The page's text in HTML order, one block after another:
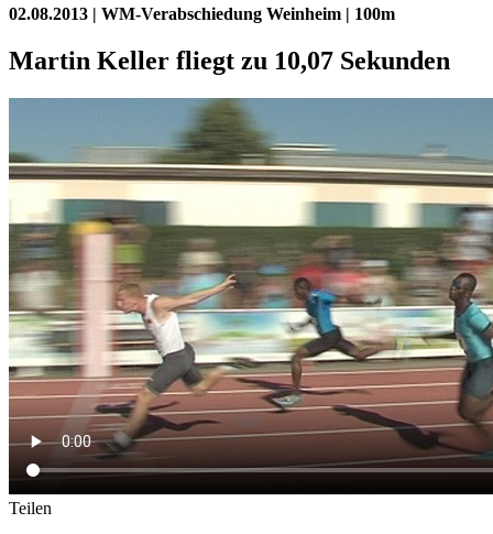
02.08.2013 | WM-Verabschiedung Weinheim | 100m
Martin Keller fliegt zu 10,07 Sekunden
Teilen